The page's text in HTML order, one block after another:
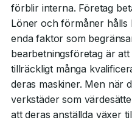
förblir interna. Företag
Löner och förmåner hålls
enda faktor som
bearbetningsföretag är
tillräckligt många
deras maskiner. Men när
verkstäder som
att deras anställda växer